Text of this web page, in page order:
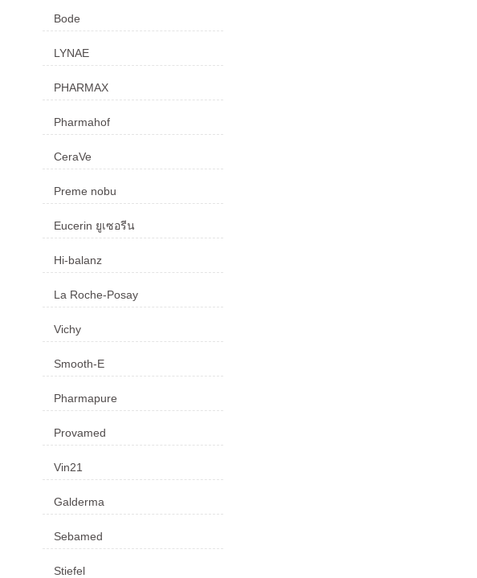
Bode
LYNAE
PHARMAX
Pharmahof
CeraVe
Preme nobu
Eucerin ยูเซอรีน
Hi-balanz
La Roche-Posay
Vichy
Smooth-E
Pharmapure
Provamed
Vin21
Galderma
Sebamed
Stiefel